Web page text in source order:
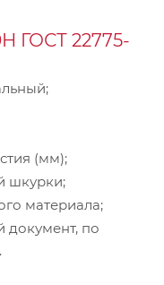
ГОСТ 22775-
(мм);
шкурки;
материала;
документ, по